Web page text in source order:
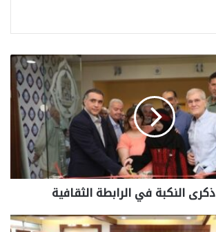
النكبة في الرابطة الثقافية